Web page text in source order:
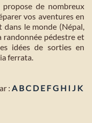
propose de nombreux
vos aventures en
dans le monde (Népal,
randonnée pédestre et
idées de sorties en
ferrata.
: A BC D E FG H I J K